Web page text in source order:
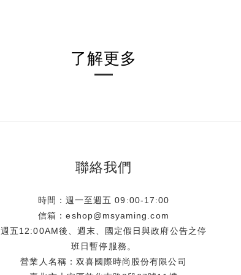
了解更多
聯絡我們
時間：週一至週五 09:00-17:00
信箱：eshop@msyaming.com
週五12:00AM後、週末、國定假日與政府公告之停
班日暫停服務。
營業人名稱：双喜國際時尚股份有限公司